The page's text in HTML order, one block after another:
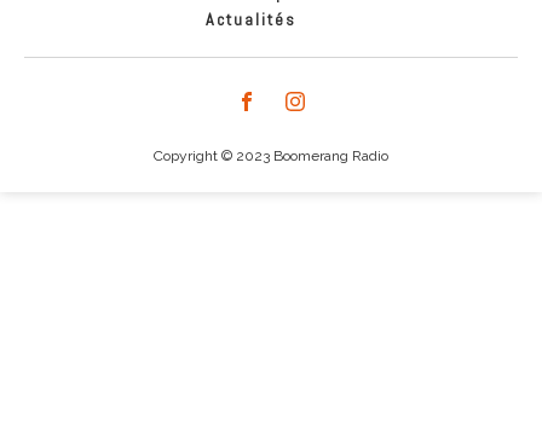
Actualités
Copyright © 2023 Boomerang Radio